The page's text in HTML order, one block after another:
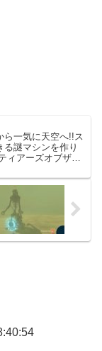
ら一気に天空へ!!ス
る謎マシンを作り
ィアーズオブザキ